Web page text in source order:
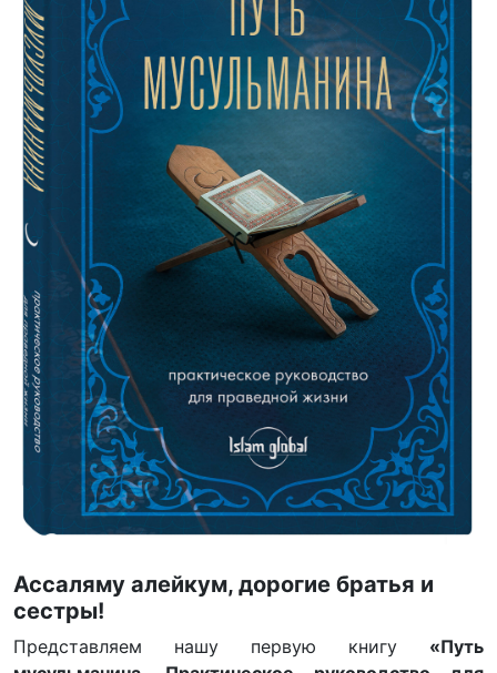
Ассаляму алейкум, дорогие братья и
сестры!
Представляем нашу первую книгу «Путь